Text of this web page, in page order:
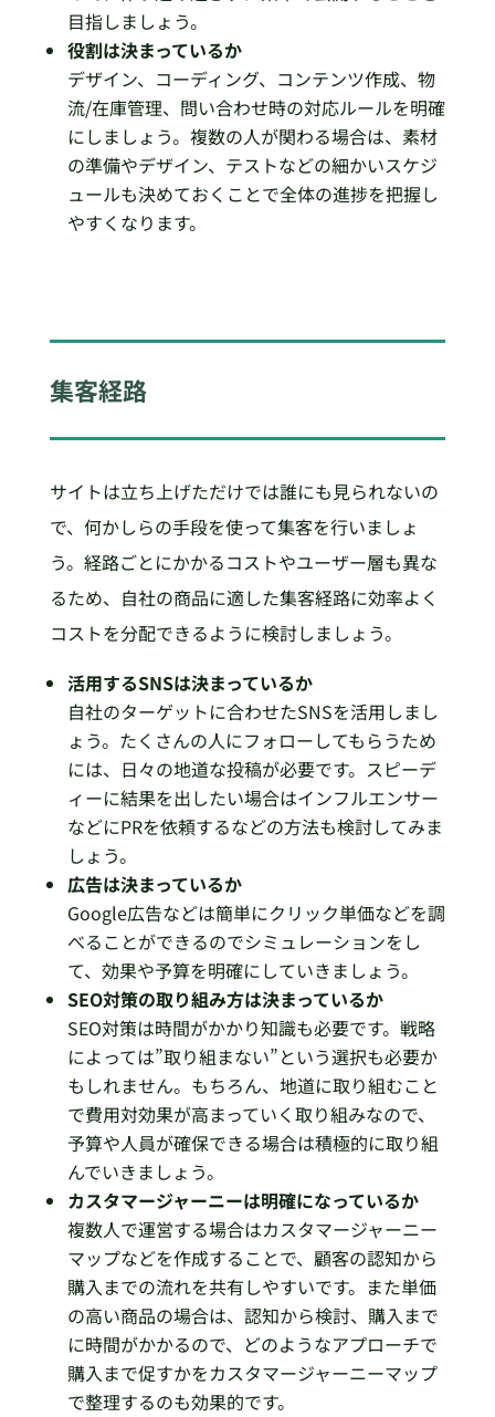
目指しましょう。
役割は決まっているか
デザイン、コーディング、コンテンツ作成、物
流/在庫管理、問い合わせ時の対応ルールを明確
にしましょう。複数の人が関わる場合は、素材
の準備やデザイン、テストなどの細かいスケジ
ュールも決めておくことで全体の進捗を把握し
やすくなります。
集客経路
サイトは立ち上げただけでは誰にも見られないの
で、何かしらの手段を使って集客を行いましょ
う。経路ごとにかかるコストやユーザー層も異な
るため、自社の商品に適した集客経路に効率よく
コストを分配できるように検討しましょう。
活用するSNSは決まっているか
自社のターゲットに合わせたSNSを活用しまし
ょう。たくさんの人にフォローしてもらうため
には、日々の地道な投稿が必要です。スピーデ
ィーに結果を出したい場合はインフルエンサー
などにPRを依頼するなどの方法も検討してみま
しょう。
広告は決まっているか
Google広告などは簡単にクリック単価などを調
べることができるのでシミュレーションをし
て、効果や予算を明確にしていきましょう。
SEO対策の取り組み方は決まっているか
SEO対策は時間がかかり知識も必要です。戦略
によっては”取り組まない”という選択も必要か
もしれません。もちろん、地道に取り組むこと
で費用対効果が高まっていく取り組みなので、
予算や人員が確保できる場合は積極的に取り組
んでいきましょう。
カスタマージャーニーは明確になっているか
複数人で運営する場合はカスタマージャーニー
マップなどを作成することで、顧客の認知から
購入までの流れを共有しやすいです。また単価
の高い商品の場合は、認知から検討、購入まで
に時間がかかるので、どのようなアプローチで
購入まで促すかをカスタマージャーニーマップ
で整理するのも効果的です。